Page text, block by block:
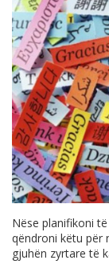
Nëse planifikoni
qëndroni këtu për
gjuhën zyrtare të